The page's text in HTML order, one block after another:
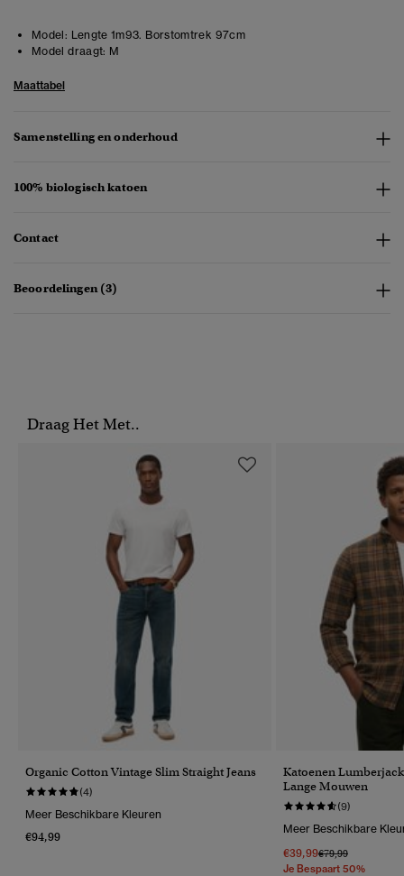
Model: Lengte 1m93. Borstomtrek 97cm
Model draagt: M
Maattabel
Samenstelling en onderhoud
100% biologisch katoen
Contact
Beoordelingen (3)
Draag Het Met..
Organic Cotton Vintage Slim Straight Jeans
(4)
Meer Beschikbare Kleuren
€94,99
Katoenen
Lange Mouwen
(9)
Meer Beschikbare
€39,99Prijs Verlaagd Van
€79,99Naar
Je Bespaart 50%